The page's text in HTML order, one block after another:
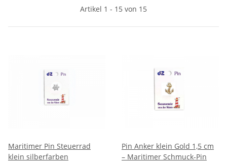
Artikel 1 - 15 von 15
Maritimer Pin Steuerrad
klein silberfarben
Pin Anker klein Gold 1,5 cm
– Maritimer Schmuck-Pin